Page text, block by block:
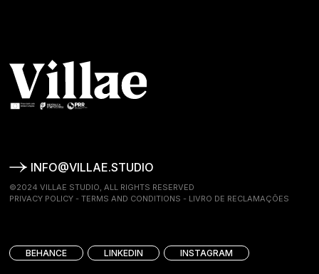
INFO@VILLAE.STUDIO
©2024 VILLAE STUDIO, ALL RIGHTS RESERVED
PRIVACY POLICY -TERMS AND CONDITIONS - LIVRO DE RECLAMAÇÕES
BEHANCE LINKEDIN INSTAGRAM